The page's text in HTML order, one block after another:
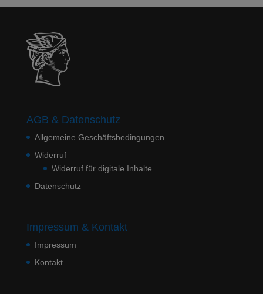
AGB & Datenschutz
Allgemeine Geschäftsbedingungen
Widerruf
Widerruf für digitale Inhalte
Datenschutz
Impressum & Kontakt
Impressum
Kontakt